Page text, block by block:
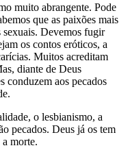
muito abrangente. Pode
que as paixões mais
sexuais. Devemos fugir
os contos eróticos, a
Muitos acreditam
diante de Deus
conduzem aos pecados
o lesbianismo, a
pecados. Deus já os tem
morte.